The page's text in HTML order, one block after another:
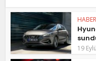
HABER
19